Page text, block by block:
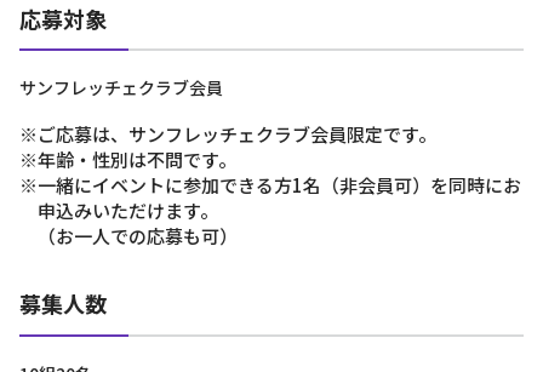
応募対象
サンフレッチェクラブ会員
※ご応募は、サンフレッチェクラブ会員限定です。
※年齢・性別は不問です。
※一緒にイベントに参加できる方1名（非会員可）を同時にお
申込みいただけます。
（お一人での応募も可）
募集人数